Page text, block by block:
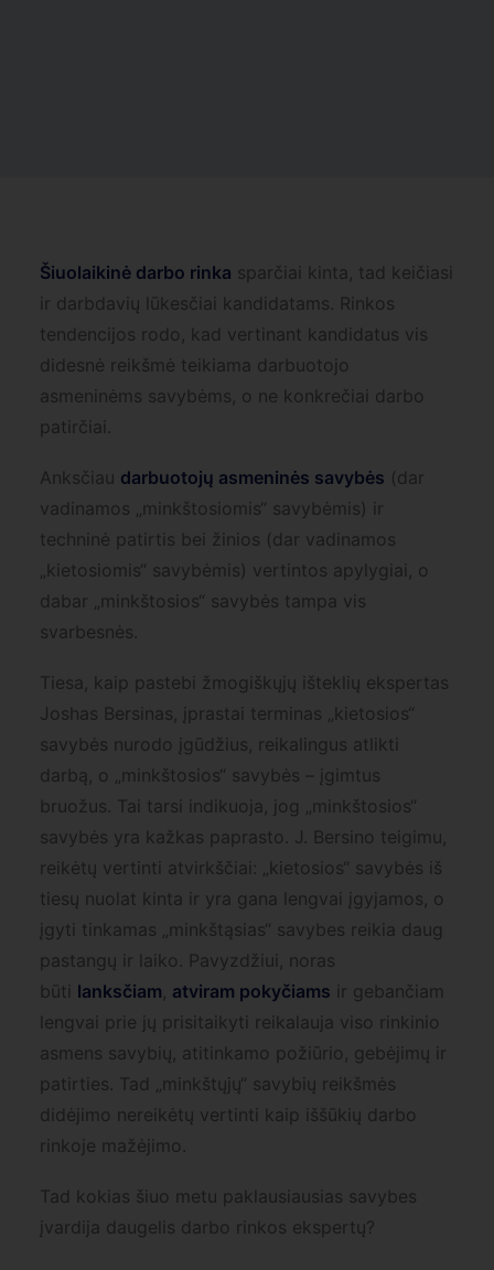
Šiuolaikinė darbo rinka sparčiai kinta, tad keičiasi
ir darbdavių lūkesčiai kandidatams. Rinkos
tendencijos rodo, kad vertinant kandidatus vis
didesnė reikšmė teikiama darbuotojo
asmeninėms savybėms, o ne konkrečiai darbo
patirčiai.
Anksčiau darbuotojų asmeninės savybės (dar
vadinamos „minkštosiomis“ savybėmis) ir
techninė patirtis bei žinios (dar vadinamos
„kietosiomis“ savybėmis) vertintos apylygiai, o
dabar „minkštosios“ savybės tampa vis
svarbesnės.
Tiesa, kaip pastebi žmogiškųjų išteklių ekspertas
Joshas Bersinas, įprastai terminas „kietosios“
savybės nurodo įgūdžius, reikalingus atlikti
darbą, o „minkštosios“ savybės – įgimtus
bruožus. Tai tarsi indikuoja, jog „minkštosios“
savybės yra kažkas paprasto. J. Bersino teigimu,
reikėtų vertinti atvirkščiai: „kietosios“ savybės iš
tiesų nuolat kinta ir yra gana lengvai įgyjamos, o
įgyti tinkamas „minkštąsias“ savybes reikia daug
pastangų ir laiko. Pavyzdžiui, noras
būti lanksčiam, atviram pokyčiams ir gebančiam
lengvai prie jų prisitaikyti reikalauja viso rinkinio
asmens savybių, atitinkamo požiūrio, gebėjimų ir
patirties. Tad „minkštųjų“ savybių reikšmės
didėjimo nereikėtų vertinti kaip iššūkių darbo
rinkoje mažėjimo.
Tad kokias šiuo metu paklausiausias savybes
įvardija daugelis darbo rinkos ekspertų?